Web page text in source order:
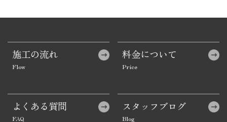
施工の流れ 料金について
よくある質問 スタッフブログ